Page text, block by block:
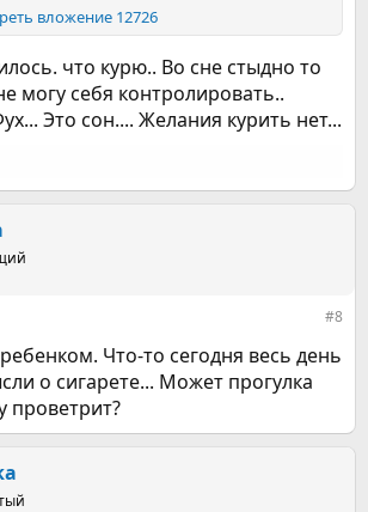
вложение 12726
что курю.. Во сне стыдно то
могу себя контролировать..
Это сон.... Желания курить нет...
#8
Что-то сегодня весь день
о сигарете... Может прогулка
проветрит?